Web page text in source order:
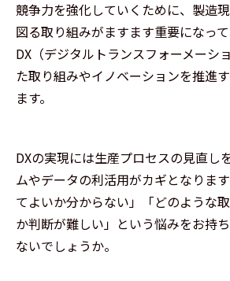
競争力を強化していくために、製造
図る取り組みがますます重要になって
DX（デジタルトランスフォーメーシ
た取り組みやイノベーションを推進
ます。
DXの実現には生産プロセスの見直し
ムやデータの利活用がカギとなりま
てよいか分からない」「どのような
か判断が難しい」という悩みをお持
ないでしょうか。